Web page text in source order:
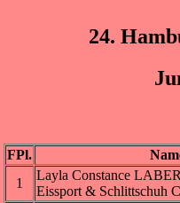
24.
FPl.
1
Layla Constance
Eissport & Schlittschuh